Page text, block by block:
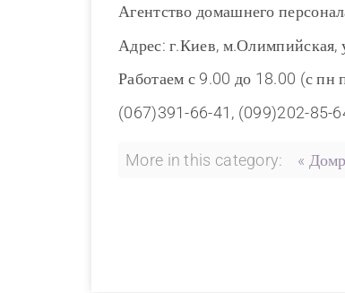
Агентство домашнего
Адрес: г.Киев, м.Олимпийская,
Работаем с 9.00 до 18.00 (с пн
(067)391-66-41, (099)202-85-
More in this category: «